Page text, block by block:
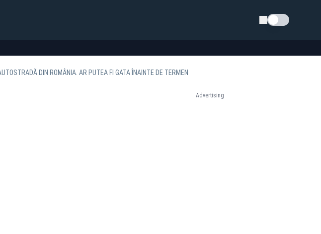
Schimba tema
DIN ROMÂNIA. AR PUTEA FI GATA ÎNAINTE DE TERMEN
Advertising